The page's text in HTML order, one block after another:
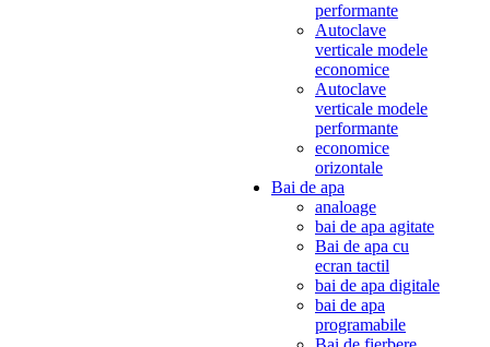
performante
Autoclave
verticale modele
economice
Autoclave
verticale modele
performante
economice
orizontale
Bai de apa
analoage
bai de apa agitate
Bai de apa cu
ecran tactil
bai de apa digitale
bai de apa
programabile